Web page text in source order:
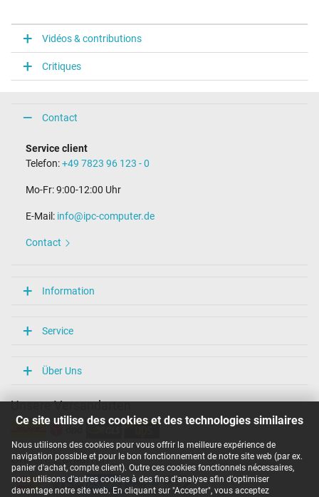
Ce site utilise des cookies et des technologies similaires
Nous utilisons des cookies pour vous offrir la meilleure expérience de
navigation possible et pour le bon fonctionnement de notre site web (par ex.
panier d'achat, compte client). Outre ces cookies fonctionnels nécessaires,
nous utilisons d'autres cookies à des fins d'analyse afin d'optimiser
davantage notre site web. En cliquant sur "Accepter", vous acceptez
Vidéos & contributions
Critiques
Contact
Service client
Telefon:+49 7823 96 123 - 0
Mo-Fr: 9:00-12:00 Uhr
E-Mail: info@ipc-computer.de
Contact
Information
Service
Über Uns
Unsere Versandarten
Unsere Zahlarten